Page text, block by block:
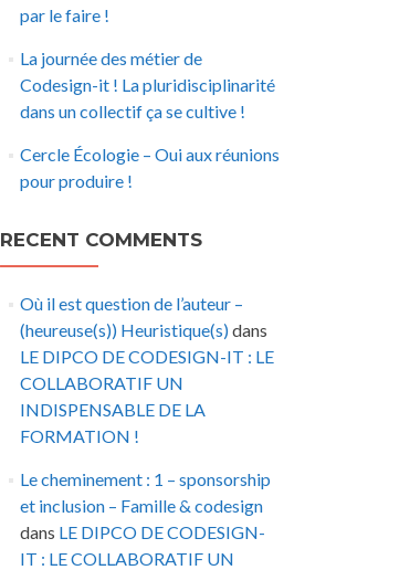
par le faire !
La journée des métier de
Codesign-it ! La pluridisciplinarité
dans un collectif ça se cultive !
Cercle Écologie – Oui aux réunions
pour produire !
RECENT COMMENTS
Où il est question de l’auteur –
(heureuse(s)) Heuristique(s)dans
LE DIPCO DE CODESIGN-IT : LE
COLLABORATIF UN
INDISPENSABLE DE LA
FORMATION !
Le cheminement : 1 – sponsorship
et inclusion – Famille & codesign
dans LE DIPCO DE CODESIGN-
IT : LE COLLABORATIF UN